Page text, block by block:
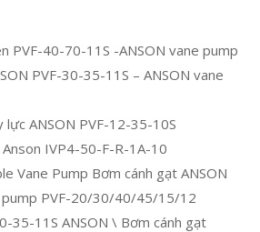
PVF-40-70-11S -ANSON vane pump
PVF-30-35-11S – ANSON vane
ANSON PVF-12-35-10S
IVP4-50-F-R-1A-10
Vane Pump Bơm cánh gạt ANSON
pump PVF-20/30/40/45/15/12
35-11S ANSON \ Bơm cánh gạt